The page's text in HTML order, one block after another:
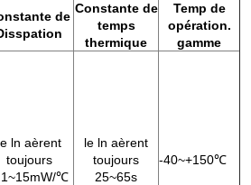
de
Constante de
temps
thermique
Temp de
opération.
gamme
ln aèrent
toujours
℃
le ln aèrent
toujours
25~65s
-40~+150℃